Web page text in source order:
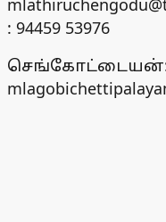
: 94459 53976
செங்கோட்டையன்: